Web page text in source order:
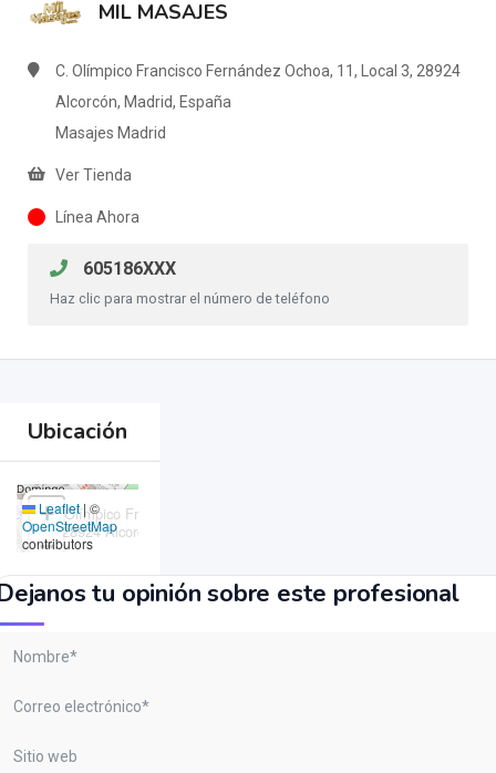
MIL MASAJES
C. Olímpico Francisco Fernández Ochoa, 11, Local 3, 28924
Alcorcón, Madrid, España
Masajes Madrid
Ver Tienda
Línea Ahora
605186XXX
Haz clic para mostrar el número de teléfono
Ubicación
C. Olímpico Francisco Fernández Ochoa, 11, Local
3, 28924 Alcorcón, Madrid, España,Masajes Madrid
+
−
Leaflet |©
OpenStreetMap
contributors
tu opinión sobre este profesional